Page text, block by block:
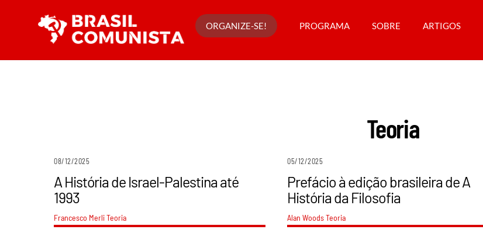
conteúdo
ORGANIZE-SE! PROGRAMA SOBRE ARTIGOS
Teoria
08/12/2025
A História de Israel-Palestina até
1993
Francesco MerliTeoria
05/12/2025
Prefácio à edição brasileira de A
História da Filosofia
Alan WoodsTeoria